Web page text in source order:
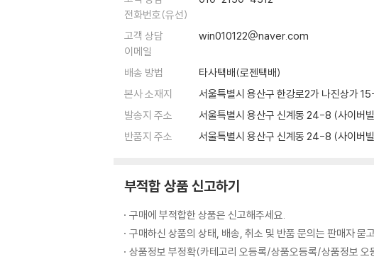
전화번호(유선)
고객 상담
이메일
win010122@naver.com
배송 방법
타사택배(로젠택배)
본사 소재지
서울특별시 용산구 한강로2가 나진상가
발송지 주소
서울특별시 용산구 신계동 24-8 (사이버
반품지 주소
서울특별시 용산구 신계동 24-8 (사이버
부적합 상품 신고하기
구매에 부적합한 상품은 신고해주세요.
구매하신 상품의 상태, 배송, 취소 및 반품 문의는 판매자 묻
상품정보 부정확(카테고리 오등록/상품오등록/상품정보